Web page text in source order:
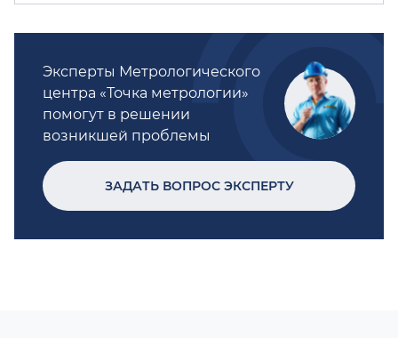
Эксперты Метрологического
центра «Точка метрологии»
помогут в решении
возникшей проблемы
ЗАДАТЬ ВОПРОС ЭКСПЕРТУ